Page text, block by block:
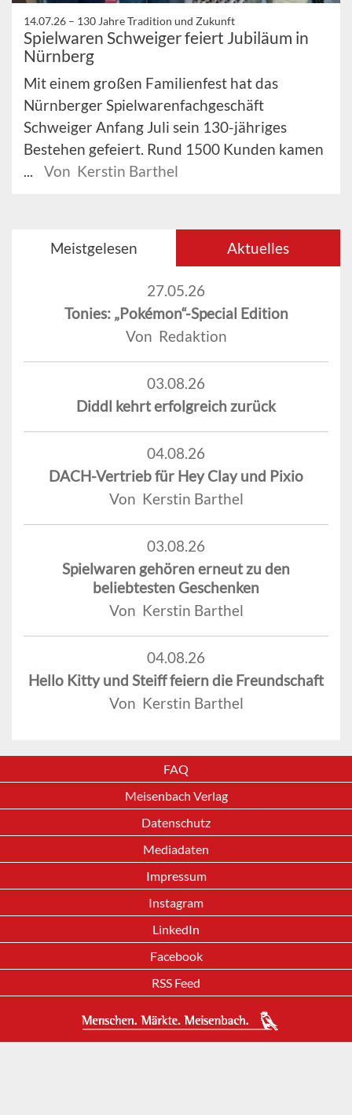
14.07.26 – 130 Jahre Tradition und Zukunft
Spielwaren Schweiger feiert Jubiläum in
Nürnberg
Mit einem großen Familienfest hat das
Nürnberger Spielwarenfachgeschäft
Schweiger Anfang Juli sein 130-jähriges
Bestehen gefeiert. Rund 1500 Kunden kamen
...
Von Kerstin Barthel
Meistgelesen Aktuelles
27.05.26
Tonies: „Pokémon“-Special Edition
Von Redaktion
03.08.26
Diddl kehrt erfolgreich zurück
04.08.26
DACH-Vertrieb für Hey Clay und Pixio
Von Kerstin Barthel
03.08.26
Spielwaren gehören erneut zu den
beliebtesten Geschenken
Von Kerstin Barthel
04.08.26
Hello Kitty und Steiff feiern die Freundschaft
Von Kerstin Barthel
FAQ
Meisenbach Verlag
Datenschutz
Mediadaten
Impressum
Instagram
LinkedIn
Facebook
RSS Feed